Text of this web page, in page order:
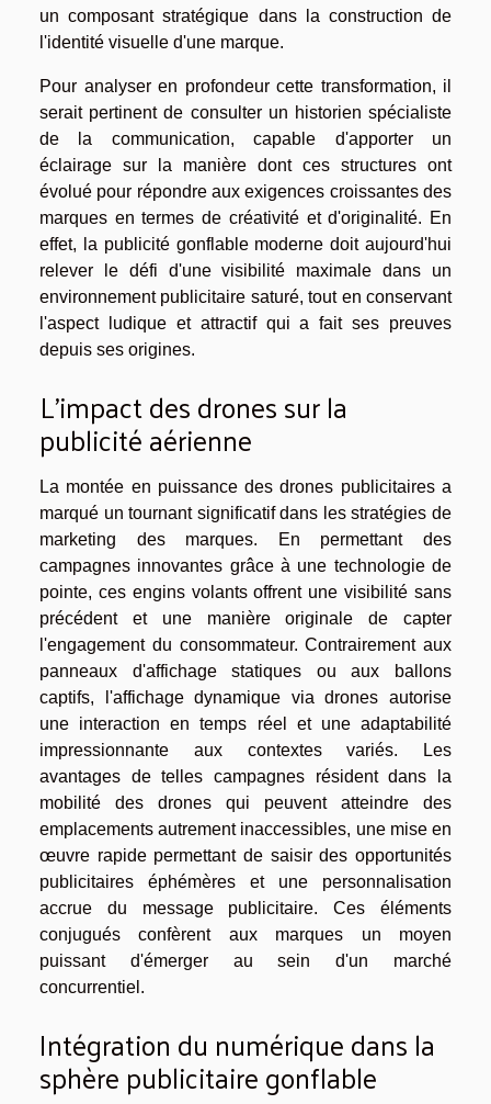
un composant stratégique dans la construction de
l'identité visuelle d'une marque.
Pour analyser en profondeur cette transformation, il
serait pertinent de consulter un historien spécialiste
de la communication, capable d'apporter un
éclairage sur la manière dont ces structures ont
évolué pour répondre aux exigences croissantes des
marques en termes de créativité et d'originalité. En
effet, la publicité gonflable moderne doit aujourd'hui
relever le défi d'une visibilité maximale dans un
environnement publicitaire saturé, tout en conservant
l'aspect ludique et attractif qui a fait ses preuves
depuis ses origines.
L'impact des drones sur la
publicité aérienne
La montée en puissance des drones publicitaires a
marqué un tournant significatif dans les stratégies de
marketing des marques. En permettant des
campagnes innovantes grâce à une technologie de
pointe, ces engins volants offrent une visibilité sans
précédent et une manière originale de capter
l'engagement du consommateur. Contrairement aux
panneaux d'affichage statiques ou aux ballons
captifs, l'affichage dynamique via drones autorise
une interaction en temps réel et une adaptabilité
impressionnante aux contextes variés. Les
avantages de telles campagnes résident dans la
mobilité des drones qui peuvent atteindre des
emplacements autrement inaccessibles, une mise en
œuvre rapide permettant de saisir des opportunités
publicitaires éphémères et une personnalisation
accrue du message publicitaire. Ces éléments
conjugués confèrent aux marques un moyen
puissant d'émerger au sein d'un marché
concurrentiel.
Intégration du numérique dans la
sphère publicitaire gonflable